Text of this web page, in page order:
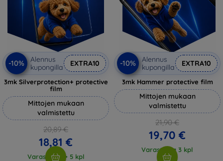
-10%
Alennus
kupongilla
EXTRA10
3mk Silverprotection+ protective
film
Mittojen mukaan
valmistettu
20,89 €
18,81 €
Varastossa > 5 kpl
-10%
Alennus
kupongilla
EXTRA10
3mk Hammer protective film
Mittojen mukaan
valmistettu
21,90 €
19,70 €
Varastossa 3 kpl